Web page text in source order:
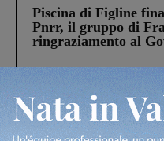
Piscina di Figline
Pnrr, il gruppo di
ringraziamento al
Un anno fa la
Gianni, Giulia e
processo, lo stop ai